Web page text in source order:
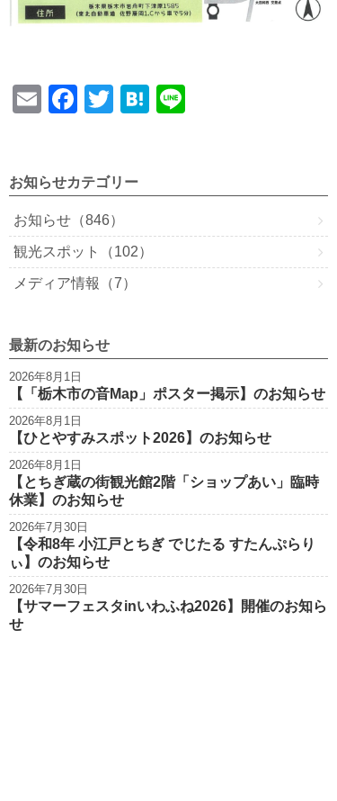
E
F
e
b
o
o
k
T
er
H
お知らせカテゴリー
お知らせ（846）
観光スポット（102）
メディア情報（7）
最新のお知らせ
2026年8月1日
【「栃木市の音Map」ポスター掲示】のお知らせ
2026年8月1日
【ひとやすみスポット2026】のお知らせ
2026年8月1日
【とちぎ蔵の街観光館2階「ショップあい」臨時
休業】のお知らせ
2026年7月30日
【令和8年 小江戸とちぎ でじたる すたんぷらり
ぃ】のお知らせ
2026年7月30日
【サマーフェスタinいわふね2026】開催のお知ら
せ